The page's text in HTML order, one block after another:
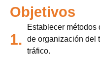
Objetivos
1.
Establecer
de organización del
tráfico.